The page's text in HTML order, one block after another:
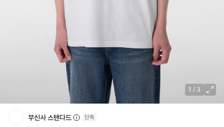
1 / 3
무신사 스탠다드 단독